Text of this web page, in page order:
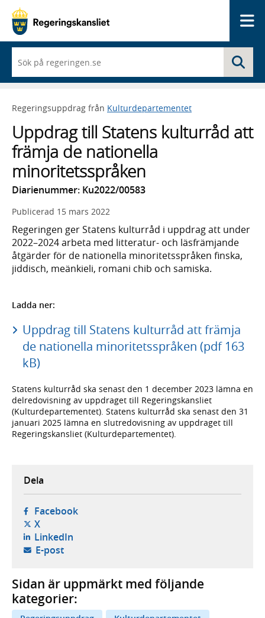
du
börjar
skriva
framträder
lista
med
sökförslag
Regeringsuppdrag från Kulturdepartementet
Uppdrag till Statens kulturråd att
främja de nationella
minoritetsspråken
Diarienummer: Ku2022/00583
Publicerad 15 mars 2022
Regeringen ger Statens kulturråd i uppdrag att under
2022–2024 arbeta med litteratur- och läsfrämjande
åtgärder för de nationella minoritetsspråken finska,
jiddisch, meänkieli, romani chib och samiska.
Ladda ner:
Uppdrag till Statens kulturråd att främja
de nationella minoritetsspråken (pdf 163
kB)
Statens kulturråd ska senast den 1 december 2023 lämna en
delredovisning av uppdraget till Regeringskansliet
(Kulturdepartementet). Statens kulturråd ska senast den 31
januari 2025 lämna en slutredovisning av uppdraget till
Regeringskansliet (Kulturdepartementet).
Dela
Facebook- öppnas i ny flik, extern webbplats,
X- öppnas i ny flik, extern webbplats,
LinkedIn- öppnas i ny flik, extern webbplats,
E-post- öppnar din e-postklient,
Sidan är uppmärkt med följande
kategorier: